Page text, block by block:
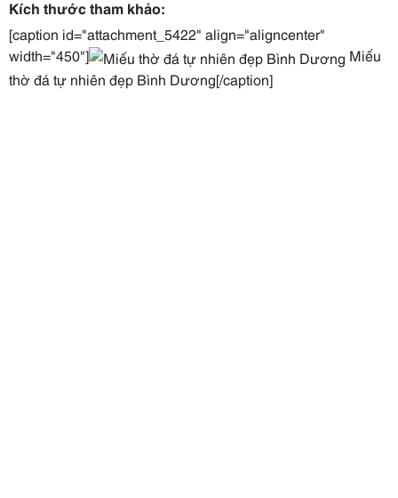
Kích thước tham khảo:
[caption id="attachment_5422" align="aligncenter"
width="450"]
Miếu
thờ đá tự nhiên đẹp Bình Dương[/caption]